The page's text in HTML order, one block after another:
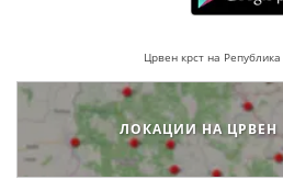
Црвен крст на
ЛОКАЦИИ НА ЦРВЕН